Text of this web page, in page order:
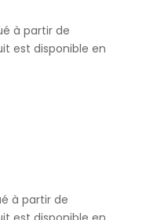
à partir de
est disponible en
à partir de